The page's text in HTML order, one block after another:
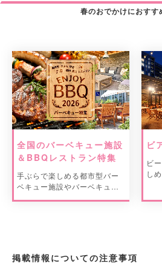
春のおでかけにおすす
全国のバーベキュー施設
＆BBQレストラン特集
手ぶらで楽しめる都市型バー
ベキュー施設やバーベキュー
ビ
ビ
し
掲載情報についての注意事項